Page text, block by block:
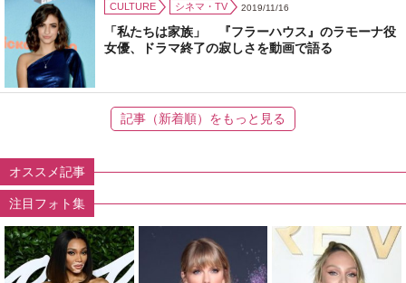
CULTURE シネマ・TV 2019/11/16
「私たちは家族」 『フラーハウス』のラモーナ役
女優、ドラマ終了の寂しさを動画で語る
記事（新着順）をもっと見る
オススメ記事
注目フォト集